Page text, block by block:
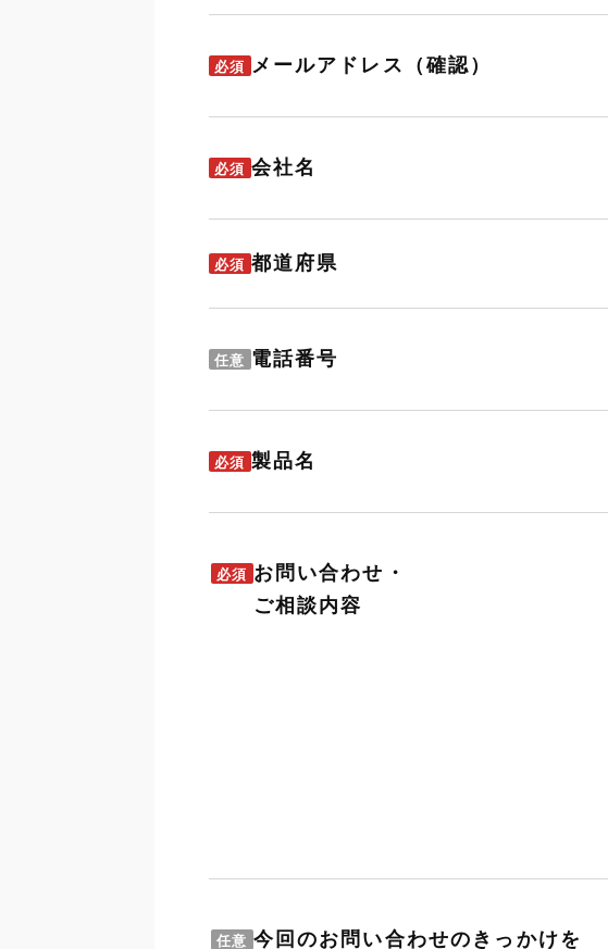
必須 メールアドレス（確認）
必須 会社名
必須 都道府県
任意 電話番号
必須 製品名
必須 お問い合わせ・
ご相談内容
任意 今回のお問い合わせのきっかけを